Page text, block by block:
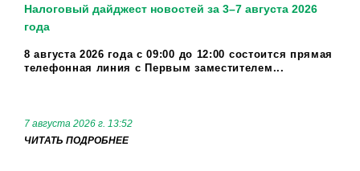
Налоговый дайджест новостей за 3–7 августа 2026
года
8 августа 2026 года с 09:00 до 12:00 состоится прямая
телефонная линия с Первым заместителем...
7 августа 2026 г. 13:52
ЧИТАТЬ ПОДРОБНЕЕ